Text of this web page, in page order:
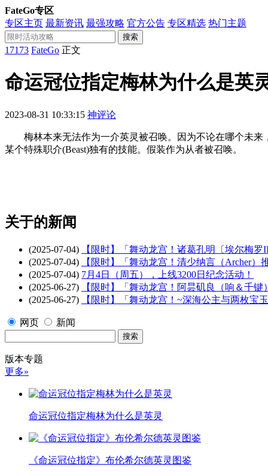
FateGo专区
专区主页 最新资讯 最强攻略 官方公告 专区精选 热门主题
搜索
17173 FateGo 正文
命运冠位指定梅林为什么是英
2023-08-31 10:33:15 神评论
梅林本来无法作为一介英灵被召唤。因为不论在哪个未
某个特殊职介(Beast)独有的技能。假装作为从者被召唤。
关于的新闻
(2025-07-04)
【限时】「舞动龙宫！诸葛孔明〔埃尔梅罗
(2025-07-04)
【限时】「舞动龙宫！清少纳言（Archer）
(2025-07-04) 7月4日（周五），上线3200日纪念活动！
(2025-06-27)
【限时】「舞动龙宫！阿昙矶良（响＆千键
(2025-06-27)
【限时】「舞动龙宫！~深海公主与两枚宝
网页 新闻
版本专题
更多»
命运冠位指定梅林为什么是英灵
《命运冠位指定》布伦希尔德英灵图鉴